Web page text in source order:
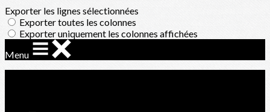
Exporter les lignes sélectionnées
Exporter toutes les colonnes
Exporter uniquement les colonnes affichées
Menu